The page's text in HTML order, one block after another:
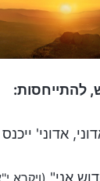
להתייחסות:
אדוני'
אני" (ויקרא י"א